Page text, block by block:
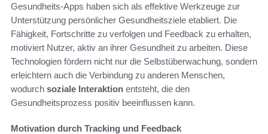
Gesundheits-Apps haben sich als effektive Werkzeuge zur
Unterstützung persönlicher Gesundheitsziele etabliert. Die
Fähigkeit, Fortschritte zu verfolgen und Feedback zu erhalten,
motiviert Nutzer, aktiv an ihrer Gesundheit zu arbeiten. Diese
Technologien fördern nicht nur die Selbstüberwachung, sondern
erleichtern auch die Verbindung zu anderen Menschen,
wodurch soziale Interaktion entsteht, die den
Gesundheitsprozess positiv beeinflussen kann.
Motivation durch Tracking und Feedback